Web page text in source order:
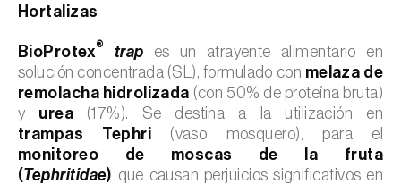
Hortalizas
BioProtex® trap es un atrayente alimentario en
solución concentrada (SL), formulado con melaza de
remolacha hidrolizada (con 50% de proteína bruta)
y urea (17%). Se destina a la utilización en
trampas Tephri (vaso mosquero), para el
monitoreo de moscas de la fruta
(Tephritidae) que causan perjuicios significativos en